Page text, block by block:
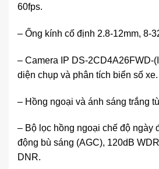
60fps.
– Ống kính cố định 2.8-12mm, 8-
– Camera IP DS-2CD4A26FWD-
diện chụp và phân tích biển số xe.
– Hồng ngoại và ánh sáng trắng
– Bộ lọc hồng ngoại chế độ ngày
động bù sáng (AGC), 120dB
DNR.